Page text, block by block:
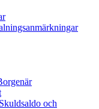
och